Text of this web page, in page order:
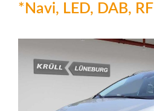
*Navi, LED, DAB, RF